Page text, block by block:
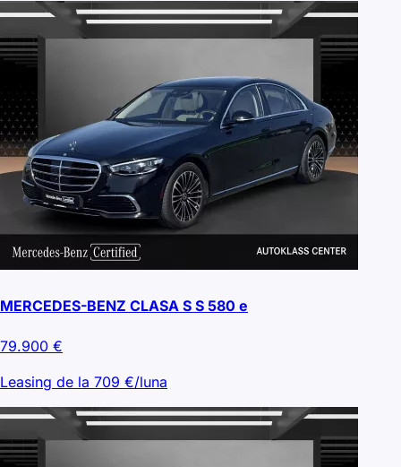
MERCEDES-BENZ CLASA S S 580 e
79.900 €
Leasing de la 709 €/luna